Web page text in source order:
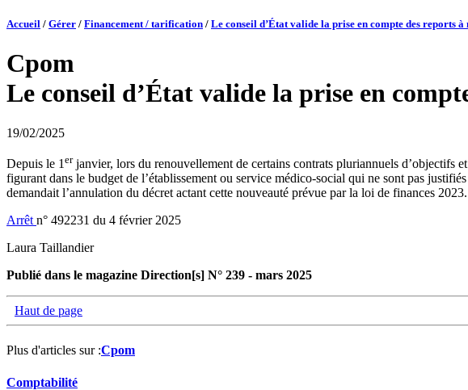
Accueil / Gérer / Financement / tarification / Le conseil d’État valide la prise en compte des reports à
Cpom
Le conseil d’État valide la prise en
19/02/2025
Depuis le 1 erjanvier, lors du renouvellement de certains contrats pluriannuels d’objectifs
figurant dans le budget de l’établissement ou service médico-social qui ne sont pas
demandait l’annulation du décret actant cette nouveauté prévue par la loi de finances 2023.
Arrêt n° 492231 du 4 février 2025
Laura Taillandier
Publié dans le magazine Direction[s] N° 239 - mars 2025
Haut de page
Plus d'articles sur :Cpom
Comptabilité